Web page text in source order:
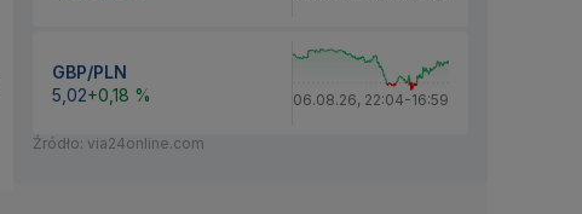
GBP/PLN
5,02+0,18 % 06.08.26, 22:04-16:59
Źródło: via24online.com